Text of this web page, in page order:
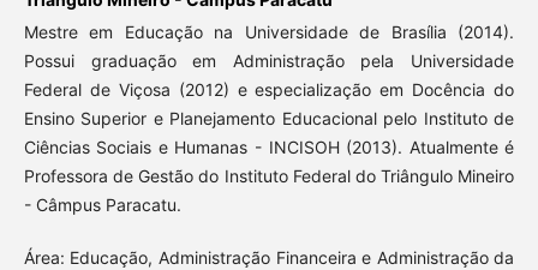
Mestre em Educação na Universidade de Brasília (2014).
Possui graduação em Administração pela Universidade
Federal de Viçosa (2012) e especialização em Docência do
Ensino Superior e Planejamento Educacional pelo Instituto de
Ciências Sociais e Humanas - INCISOH (2013). Atualmente é
Professora de Gestão do Instituto Federal do Triângulo Mineiro
- Câmpus Paracatu.
Área: Educação, Administração Financeira e Administração da